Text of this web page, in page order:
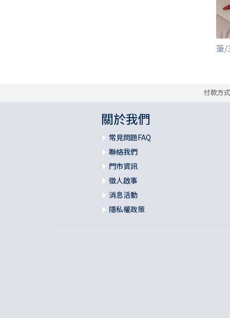
筆/
付款方
關於我們
常見問題FAQ
聯絡我們
門市資訊
徵人啟事
消息活動
隱私權政策